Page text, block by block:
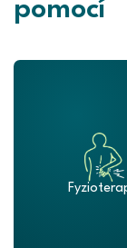
pomocí